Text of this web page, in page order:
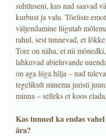
suhtluseni, kus nad saavad
kurbust ja valu. Tõeliste
väljendamine liigutab
rahul, sest tunnevad, et
Tore on näha, et nii
lahkuvad abieluvande
on aga liiga hilja – nad
tegelikult minema juristi
minna – selleks et koos
Kas tunned ka endas
ära?